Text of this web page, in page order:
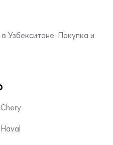
Узбекситане. Покупка и
Chery
Haval